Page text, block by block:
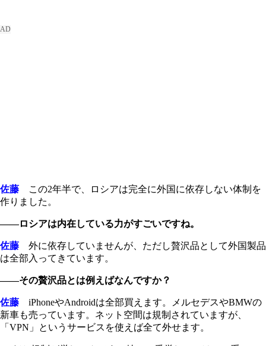
佐藤 この2年半で、ロシアは完全に外国に依存しない体制を
作りました。
――ロシアは内在している力がすごいですね。
佐藤 外に依存していませんが、ただし贅沢品として外国製品
は全部入ってきています。
――その贅沢品とは例えばなんですか？
佐藤 iPhoneやAndroidは全部買えます。メルセデスやBMWの
新車も売っています。ネット空間は規制されていますが、
「VPN」というサービスを使えば全て外せます。